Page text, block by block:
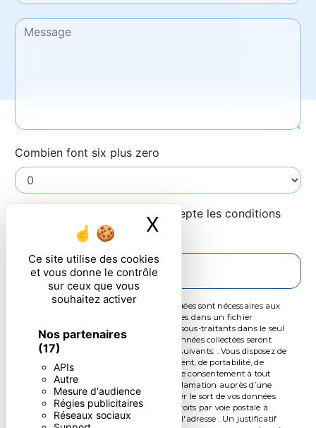
Ce site utilise des cookies
et vous donne le contrôle
sur ceux que vous
souhaitez activer
Nos partenaires
(17)
APIs
Autre
Mesure d'audience
Régies publicitaires
Réseaux sociaux
X Masquer le
Combien font six plus zero
En cochant cette case, j'accepte les conditions
particulières ci-dessous **
ENVOYER
** Les données personnelles communiquées sont nécessaires aux
fins de vous contacter et sont enregistrées dans un fichier
informatisé. Elles sont destinées à et ses sous-traitants dans le seul
but de répondre à votre message. Les données collectées seront
communiquées aux seuls destinataires suivants: . Vous disposez de
droits d’accès, de rectification, d’effacement, de portabilité, de
limitation, d’opposition, de retrait de votre consentement à tout
moment et du droit d’introduire une réclamation auprès d’une
autorité de contrôle, ainsi que d’organiser le sort de vos données
post-mortem. Vous pouvez exercer ces droits par voie postale à
l'adresse ou par courrier électronique à l'adresse . Un justificatif